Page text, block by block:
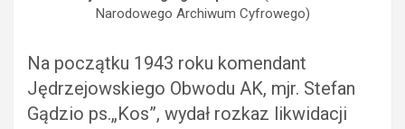
Narodowego Archiwum Cyfrowego)
Na początku 1943 roku komendant
Jędrzejowskiego Obwodu AK, mjr. Stefan
Gądzio ps.„Kos”, wydał rozkaz likwidacji